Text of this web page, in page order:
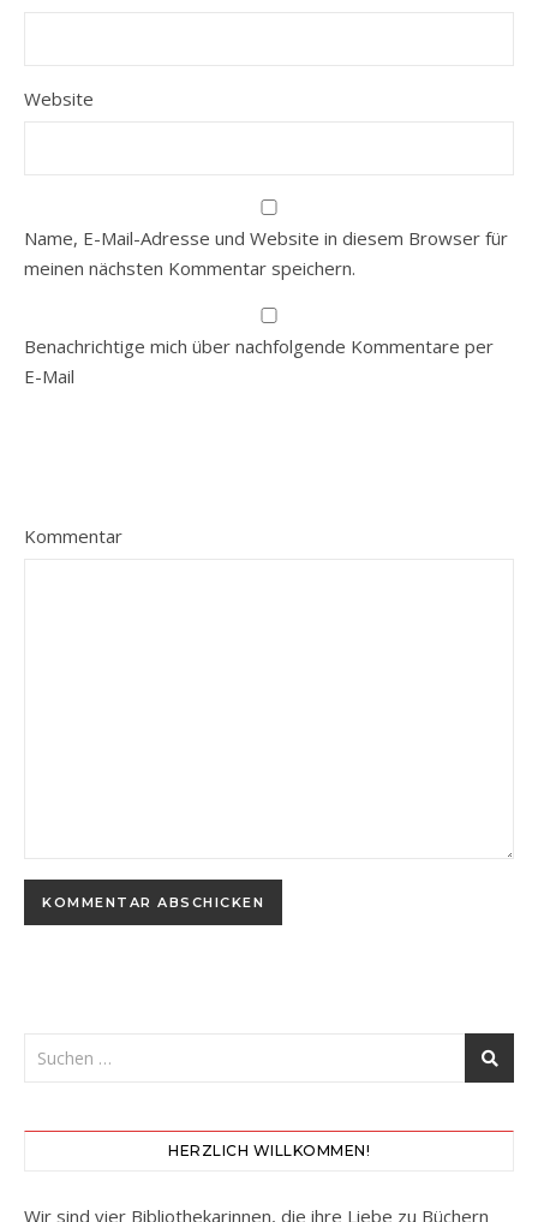
Website
Name, E-Mail-Adresse und Website in diesem Browser für
meinen nächsten Kommentar speichern.
Benachrichtige mich über nachfolgende Kommentare per
E-Mail
Kommentar
HERZLICH WILLKOMMEN!
Wir sind vier Bibliothekarinnen, die ihre Liebe zu Büchern